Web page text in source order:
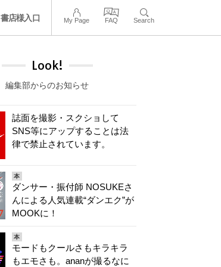
書店様入口 My Page FAQ Search
Look!
編集部からのお知らせ
誌面を撮影・スクショして
SNS等にアップすることは法
律で禁止されています。
本
ダンサー・振付師 NOSUKEさ
んによる人気連載“ダンエク”が
MOOKに！
本
モードもクールさもキラキラ
もエモさも。ananが撮るなに